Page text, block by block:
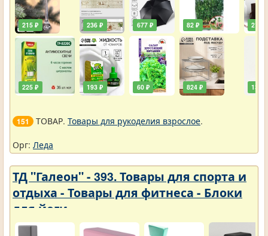
215 ₽
225 ₽
236 ₽
193 ₽
677 ₽
60 ₽
82 ₽
824 ₽
211 ₽
138 ₽
151 ТОВАР. Товары для рукоделия взрослое.
Орг: Леда
ТД "Галеон" - 393. Товары для спорта и
отдыха - Товары для фитнеса - Блоки
для йоги